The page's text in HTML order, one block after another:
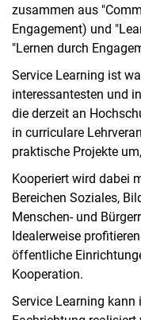
Über Service Learning
Jubiläum Zehn Jahre
Über die
gesellschaftliches
Informationen für
Informationen für
Versicherungsschutz im
Informationen für
Scientists For Future
Kontakt
zusammen aus
Engagement) und
"Lernen durch
Service Learning ist
interessantesten und
die derzeit an
in curriculare
praktische Projekte
Kooperiert wird dabei
Bereichen Soziales,
Menschen- und
Idealerweise
öffentliche
Kooperation.
Service Learning